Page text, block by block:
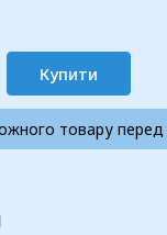
Купити
товару